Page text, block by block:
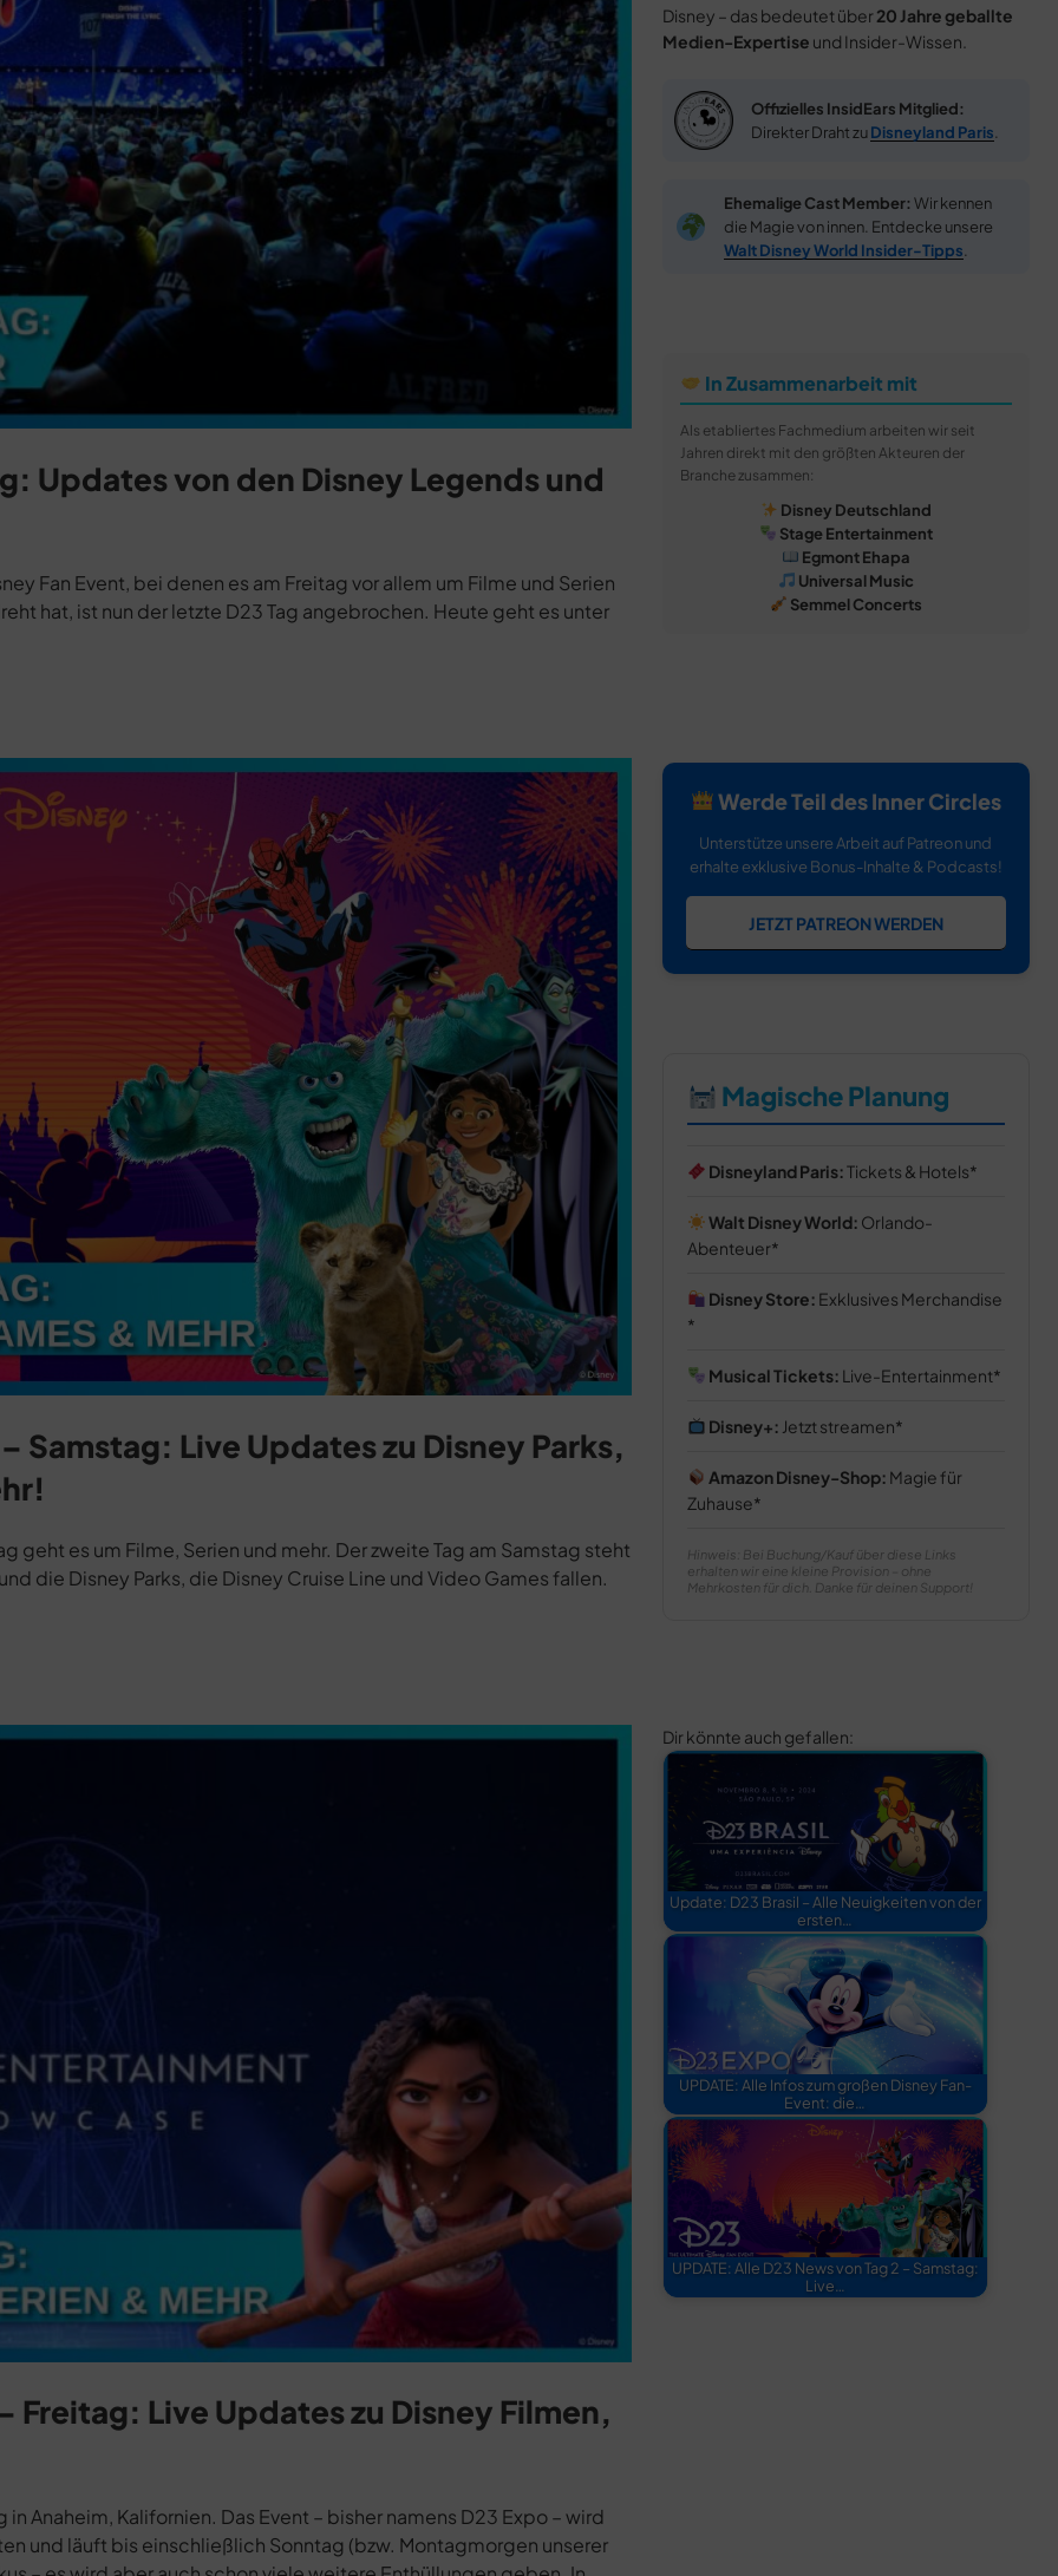
Updates von den Disney Legends und
Fan Event, bei denen es am Freitag vor allem um Filme und Serien
hat, ist nun der letzte D23 Tag angebrochen. Heute geht es unter
Samstag: Live Updates zu Disney Parks,
geht es um Filme, Serien und mehr. Der zweite Tag am Samstag steht
die Disney Parks, die Disney Cruise Line und Video Games fallen.
Freitag: Live Updates zu Disney Filmen,
Anaheim, Kalifornien. Das Event – bisher namens D23 Expo – wird
und läuft bis einschließlich Sonntag (bzw. Montagmorgen unserer
Disney – das bedeutet über 20 Jahre geballte
Medien-Expertise und Insider-Wissen.
Offizielles InsidEars Mitglied:
Direkter Draht zuDisneyland Paris
Ehemalige Cast Member: Wir kennen
die Magie von innen. Entdecke unsere
Walt Disney World Insider-Tipps
In Zusammenarbeit mit
Als etabliertes Fachmedium arbeiten wir seit
Jahren direkt mit den größten Akteuren der
Branche zusammen:
Disney Deutschland
Stage Entertainment
Egmont Ehapa
Universal Music
Semmel Concerts
Werde Teil des Inner Circles
Unterstütze unsere Arbeit auf Patreon und
erhalte exklusive Bonus-Inhalte & Podcasts!
JETZT PATREON WERDEN
Magische Planung
Disneyland Paris:Tickets & Hotels
Walt Disney World: Orlando-
Abenteuer
Disney Store: Exklusives Merchandise
Musical Tickets: Live-Entertainment
Disney+: Jetzt streamen
Amazon Disney-Shop: Magie für
Zuhause
Hinweis: Bei Buchung/Kauf über diese Links
erhalten wir eine kleine Provision – ohne
Mehrkosten für dich. Danke für deinen Support!
Dir könnte auch gefallen:
Update: D23 Brasil – Alle Neuigkeiten von der
ersten…
UPDATE: Alle Infos zum großen Disney Fan-
Event: die…
UPDATE: Alle D23 News von Tag 2 – Samstag:
Live…